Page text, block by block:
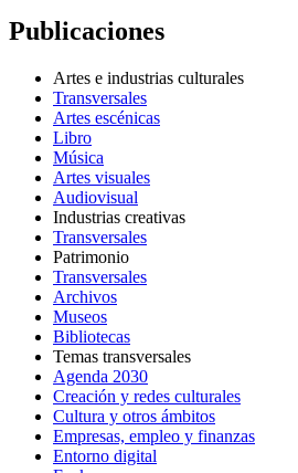
Publicaciones
Artes e industrias culturales
Transversales
Artes escénicas
Libro
Música
Artes visuales
Audiovisual
Industrias creativas
Transversales
Patrimonio
Transversales
Archivos
Museos
Bibliotecas
Temas transversales
Agenda 2030
Creación y redes culturales
Cultura y otros ámbitos
Empresas, empleo y finanzas
Entorno digital